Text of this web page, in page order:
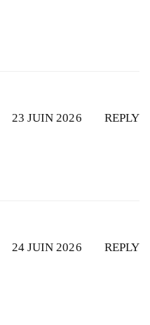
REPLY
23 JUIN 2026
REPLY
24 JUIN 2026